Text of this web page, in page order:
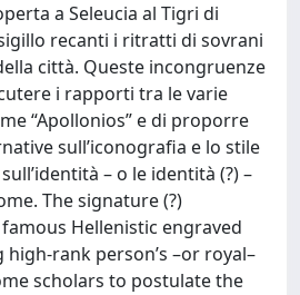
a Seleucia al Tigri di
recanti i ritratti di sovrani
città. Queste incongruenze
i rapporti tra le varie
“Apollonios” e di proporre
sull’iconografia e lo stile
– o le identità (?) –
The signature (?)
Hellenistic engraved
rank person’s –or royal–
scholars to postulate the